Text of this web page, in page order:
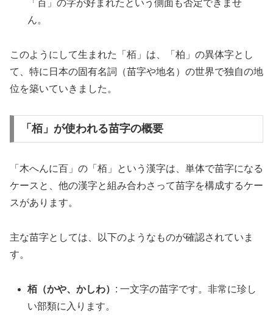
「百」の字が好まれたという側面も否定できませ
ん。
このようにして生まれた「栢」は、「柏」の異体字とし
て、特に日本の固有名詞（苗字や地名）の世界で独自の地
位を築いていきました。
「栢」が使われる苗字の概要
「木へんに百」の「栢」という漢字は、単体で苗字になる
ケースと、他の漢字と組み合わさって苗字を構成するケー
スがあります。
主な苗字としては、以下のようなものが確認されていま
す。
栢（かや、かしわ） : 一文字の苗字です。非常に珍し
い部類に入ります。